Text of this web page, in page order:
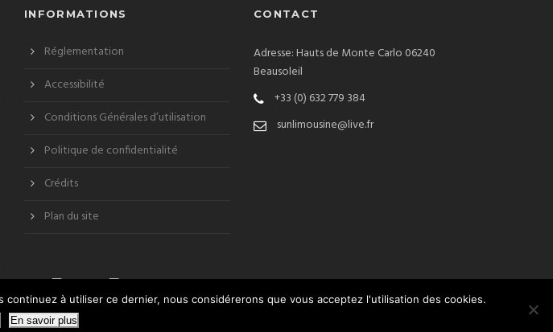
INFORMATIONS
Réglementation
Accessibilité
Conditions Générales d’utilisation
Politique de confidentialité
Crédits
Plan du site
CONTACT
Adresse: Hauts de Monte Carlo 06240
Beausoleil
+33 (0) 632 779 384
sunlimousine@live.fr
à utiliser ce dernier, nous considérerons que vous acceptez l'utilisation des cookies.
En savoir plus